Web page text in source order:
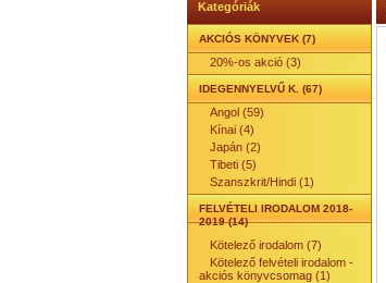
Kategóriák
AKCIÓS KÖNYVEK (7)
20%-os akció (3)
IDEGENNYELVŰ K. (67)
Angol (59)
Kínai (4)
Japán (2)
Tibeti (5)
Szanszkrit/Hindi (1)
FELVÉTELI IRODALOM 2018-
2019 (14)
Kötelező irodalom (7)
Kötelező felvételi irodalom -
akciós könyvcsomag (1)